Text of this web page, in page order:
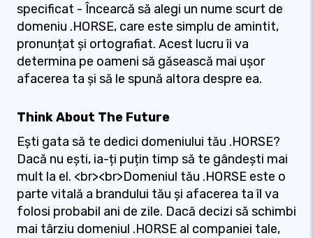
specificat - Încearcă să alegi un nume scurt de
domeniu .HORSE, care este simplu de amintit,
pronunțat și ortografiat. Acest lucru îi va
determina pe oameni să găsească mai ușor
afacerea ta și să le spună altora despre ea.
Think About The Future
Ești gata să te dedici domeniului tău .HORSE?
Dacă nu ești, ia-ți puțin timp să te gândești mai
mult la el. <br><br>Domeniul tău .HORSE este o
parte vitală a brandului tău și afacerea ta îl va
folosi probabil ani de zile. Dacă decizi să schimbi
mai târziu domeniul .HORSE al companiei tale,